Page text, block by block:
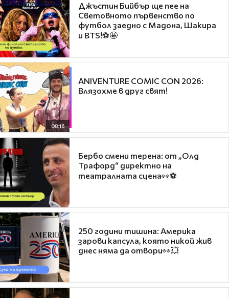
Джъстин Бийбър ще пее на
Световното първенство по
футбол заедно с Мадона, Шакира
и BTS!⚽🤩
08:16
ANIVENTURE COMIC CON 2026:
Влязохме в друг свят!
Бербо смени терена: от „Олд
Трафорд“ директно на
театралната сцена👀⚽
250 години тишина: Америка
зарови капсула, която никой жив
днес няма да отвори👀💥